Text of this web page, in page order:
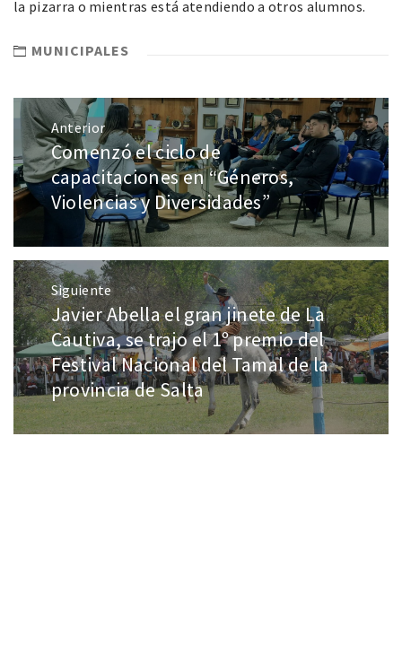
la pizarra o mientras está atendiendo a otros alumnos.
MUNICIPALES
Anterior
Comenzó el ciclo de
capacitaciones en “Géneros,
Violencias y Diversidades”
Siguiente
Javier Abella el gran jinete de La
Cautiva, se trajo el 1º premio del
Festival Nacional del Tamal de la
provincia de Salta